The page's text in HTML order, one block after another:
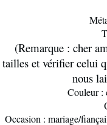
(Remarque : cher
tailles et vérifier celui
nous
Couleur :
Occasion : mariage/